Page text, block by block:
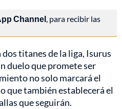
Channel, para recibir las
titanes de la liga, Isurus
duelo que promete ser
no solo marcará el
que también establecerá el
que seguirán.